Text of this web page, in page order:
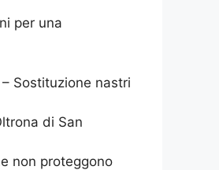
per una
Sostituzione nastri
non proteggono